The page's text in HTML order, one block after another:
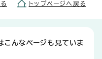
トップページへ戻る
こんなページも見ていま